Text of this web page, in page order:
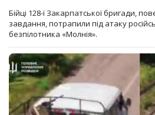
Бійці 128-ї Закарпатської бригади,
завдання, потрапили під атаку
безпілотника «Молнія».